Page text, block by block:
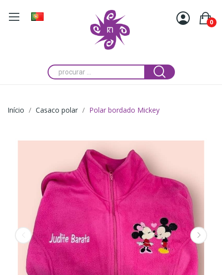
0
Início Casaco polar Polar bordado Mickey